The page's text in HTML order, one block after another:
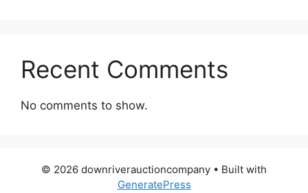
Recent Comments
No comments to show.
© 2026 downriverauctioncompany • Built with
GeneratePress